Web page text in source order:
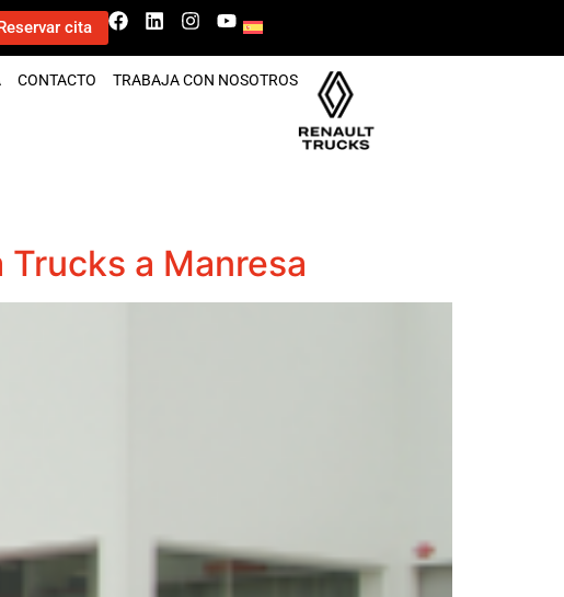
cita
CONTACTO TRABAJA CON NOSOTROS
a Manresa